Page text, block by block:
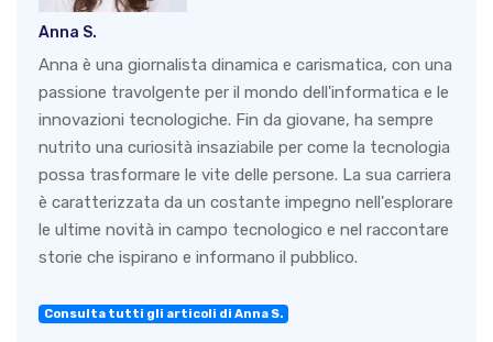
Anna S.
Anna è una giornalista dinamica e carismatica, con una
passione travolgente per il mondo dell'informatica e le
innovazioni tecnologiche. Fin da giovane, ha sempre
nutrito una curiosità insaziabile per come la tecnologia
possa trasformare le vite delle persone. La sua carriera
è caratterizzata da un costante impegno nell'esplorare
le ultime novità in campo tecnologico e nel raccontare
storie che ispirano e informano il pubblico.
Consulta tutti gli articoli di Anna S.